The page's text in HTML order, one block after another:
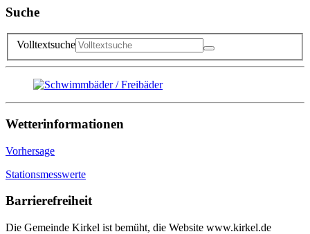
Suche
Volltextsuche
Wetterinformationen
Vorhersage
Stationsmesswerte
Barrierefreiheit
Die Gemeinde Kirkel ist bemüht, die Website www.kirkel.de